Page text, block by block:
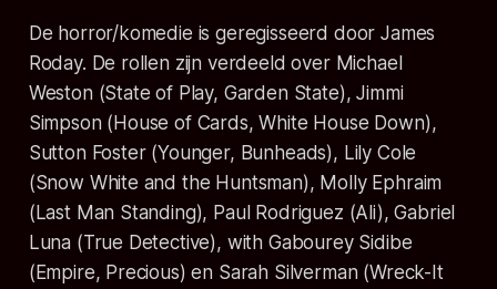
De horror/komedie is geregisseerd door James
Roday. De rollen zijn verdeeld over Michael
Weston (State of Play, Garden State), Jimmi
Simpson (House of Cards, White House Down),
Sutton Foster (Younger, Bunheads), Lily Cole
(Snow White and the Huntsman), Molly Ephraim
(Last Man Standing), Paul Rodriguez (Ali), Gabriel
Luna (True Detective), with Gabourey Sidibe
(Empire, Precious) en Sarah Silverman (Wreck-It